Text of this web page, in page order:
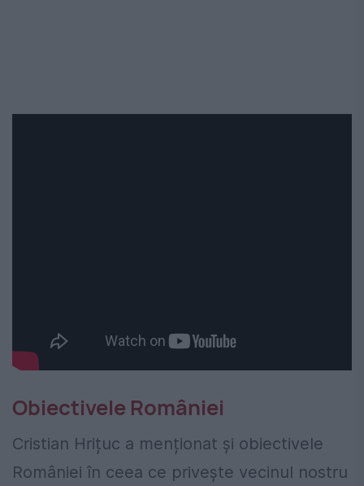
Obiectivele României
Cristian Hrițuc a menționat și obiectivele
României în ceea ce privește vecinul nostru